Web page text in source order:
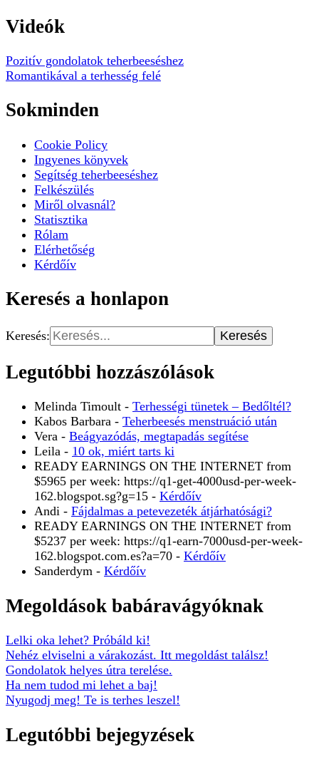
Videók
Pozitív gondolatok teherbeeséshez
Romantikával a terhesség felé
Sokminden
Cookie Policy
Ingyenes könyvek
Segítség teherbeeséshez
Felkészülés
Miről olvasnál?
Statisztika
Rólam
Elérhetőség
Kérdőív
Keresés a honlapon
Keresés:
Legutóbbi hozzászólások
Melinda Timoult - Terhességi tünetek – Bedőltél?
Kabos Barbara - Teherbeesés menstruáció után
Vera - Beágyazódás, megtapadás segítése
Leila - 10 ok, miért tarts ki
READY EARNINGS ON THE INTERNET from
$5965 per week: https://q1-get-4000usd-per-week-
162.blogspot.sg?g=15 - Kérdőív
Andi - Fájdalmas a petevezeték átjárhatósági?
READY EARNINGS ON THE INTERNET from
$5237 per week: https://q1-earn-7000usd-per-week-
162.blogspot.com.es?a=70 - Kérdőív
Sanderdym - Kérdőív
Megoldások babáravágyóknak
Lelki oka lehet? Próbáld ki!
Nehéz elviselni a várakozást. Itt megoldást találsz!
Gondolatok helyes útra terelése.
Ha nem tudod mi lehet a baj!
Nyugodj meg! Te is terhes leszel!
Legutóbbi bejegyzések